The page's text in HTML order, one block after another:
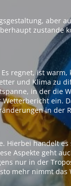
aber
zustande
regnet, ist
und Klima zu
in der die
ein.
in der
handelt
Aspekte geht
nur in der
mehr nimmt